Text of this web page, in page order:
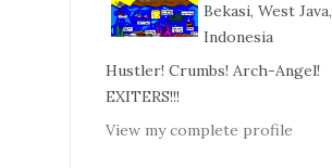
Bekasi, West Java,
Indonesia
Hustler! Crumbs! Arch-Angel!
EXITERS!!!
View my complete profile